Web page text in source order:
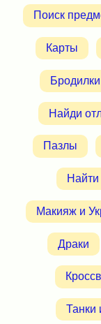
Поиск
Карты
Бродилки
Найди
Пазлы
Найти
Макияж и
Драки
Танки